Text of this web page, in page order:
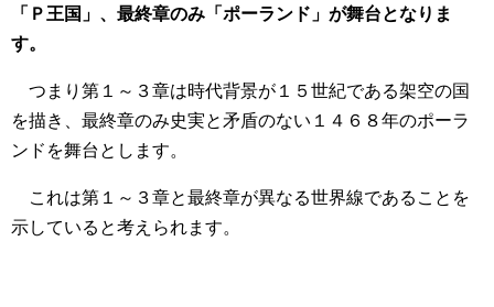
「Ｐ王国」、最終章のみ「ポーランド」が舞台となりま
す。
つまり第１～３章は時代背景が１５世紀である架空の国
を描き、最終章のみ史実と矛盾のない１４６８年のポーラ
ンドを舞台とします。
これは第１～３章と最終章が異なる世界線であることを
示していると考えられます。